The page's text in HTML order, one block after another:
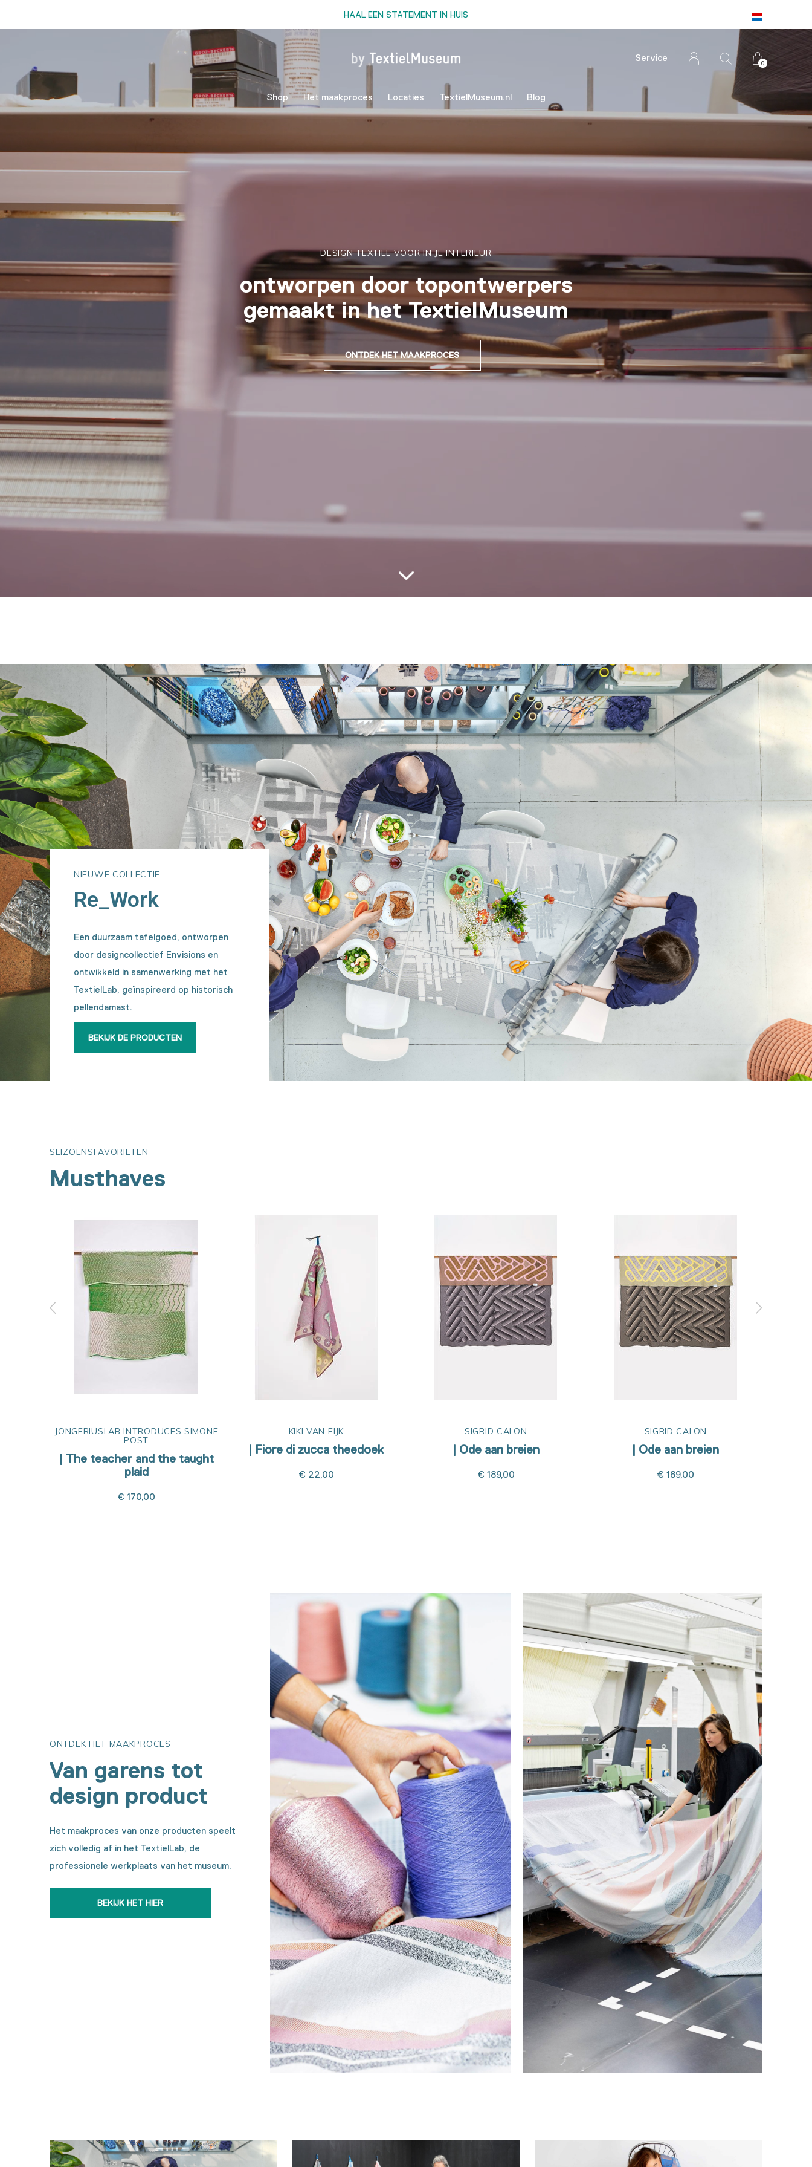
Shop Het maakproces Locaties TextielMuseum.nl Blog
Service
0
HAAL EEN STATEMENT IN HUIS
DESIGN TEXTIEL VOOR IN JE INTERIEUR
ontworpen door topontwerpers
gemaakt in het TextielMuseum
ONTDEK HET MAAKPROCES
NIEUWE COLLECTIE
Re_Work
Een duurzaam tafelgoed, ontworpen
door designcollectief Envisions en
ontwikkeld in samenwerking met het
TextielLab, geïnspireerd op historisch
pellendamast.
BEKIJK DE PRODUCTEN
SEIZOENSFAVORIETEN
Musthaves
JONGERIUSLAB INTRODUCES SIMONE
POST
| The teacher and the taught
plaid
€ 170,00
KIKI VAN EIJK
| Fiore di zucca theedoek
€ 22,00
SIGRID CALON
| Ode aan breien
€ 189,00
SIGRID CALON
| Ode aan breien
€ 189,00
ONTDEK HET MAAKPROCES
Van garens tot
design product
Het maakproces van onze producten speelt
zich volledig af in het TextielLab, de
professionele werkplaats van het museum.
BEKIJK HET HIER